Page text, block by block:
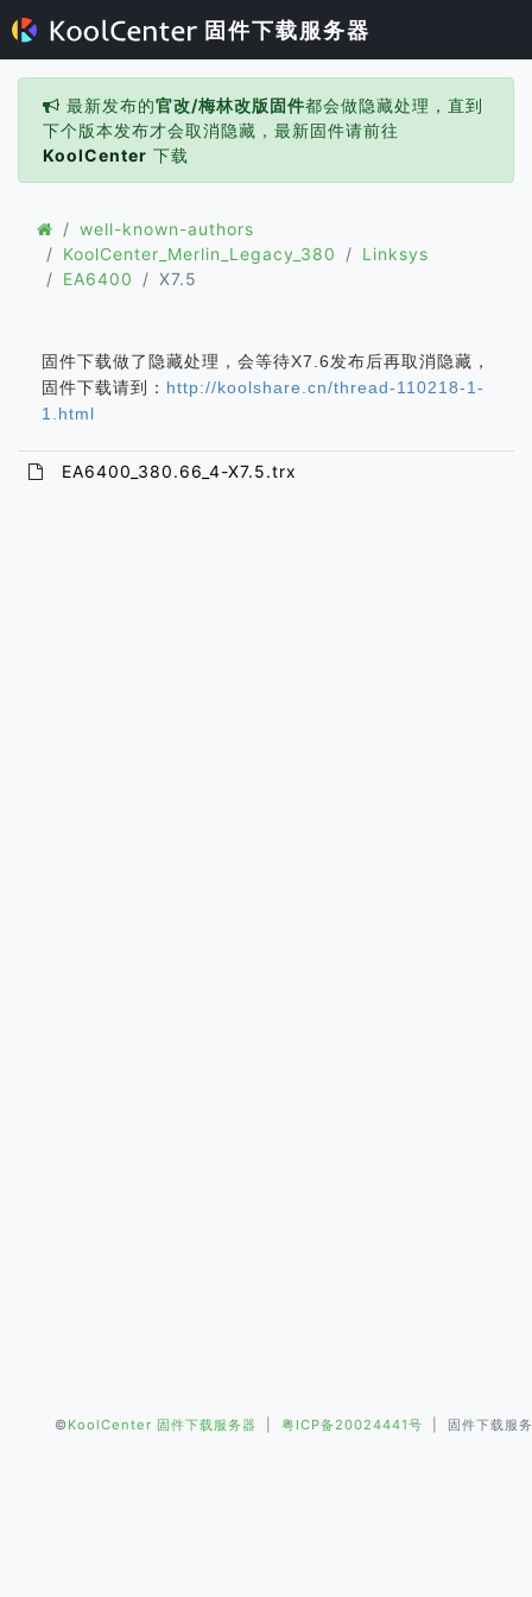
固件下载服务器
最新发布的官改/梅林改版固件都会做隐藏处理，直到
下个版本发布才会取消隐藏，最新固件请前往
KoolCenter 下载
well-known-authors
KoolCenter_Merlin_Legacy_380
Linksys
EA6400
X7.5
固件下载做了隐藏处理，会等待X7.6发布后再取消隐藏，
固件下载请到： http://koolshare.cn/thread-110218-1-
1.html
EA6400_380.66_4-X7.5.trx
©KoolCenter 固件下载服务器 粤ICP备20024441号 | 固件下载服